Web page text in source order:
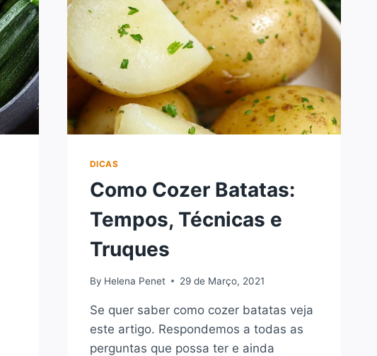
DICAS
Como Cozer Batatas:
Tempos, Técnicas e
Truques
By Helena Penet 29 de Março, 2021
Se quer saber como cozer batatas veja
este artigo. Respondemos a todas as
perguntas que possa ter e ainda